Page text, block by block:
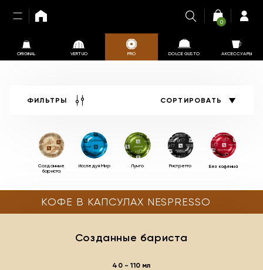
ORIGINAL VERTUO PRO DOLCE GUSTO АКСЕССУАРЫ
0
ФИЛЬТРЫ СОРТИРОВАТЬ
Созданные
бариста
Исследуя Мир Лунго Ристретто Без кофеина
КОФЕ В КАПСУЛАХ NESPRESSO
Созданные бариста
40 - 110 мл